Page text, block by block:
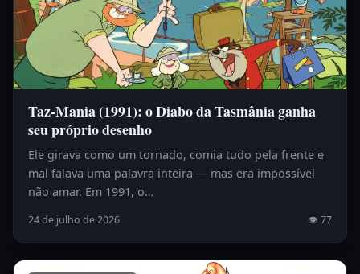
Taz-Mania (1991): o Diabo da Tasmânia ganha
seu próprio desenho
Ele girava como um tornado, comia tudo pela frente e
mal falava uma palavra inteira — mas era impossível
não amar. Em 1991, o…
24 de julho de 2026 👁 77